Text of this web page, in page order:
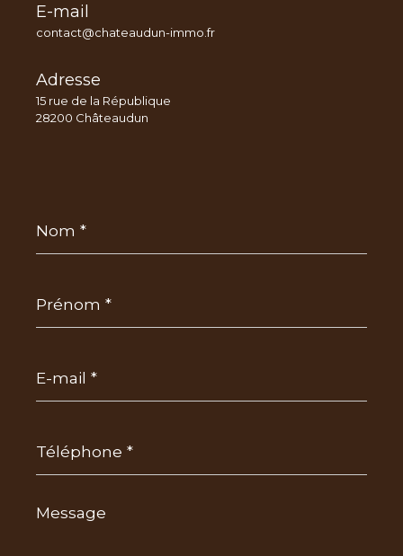
E-mail
contact@chateaudun-immo.fr
Adresse
15 rue de la République
28200 Châteaudun
mail
*
*
Message
*